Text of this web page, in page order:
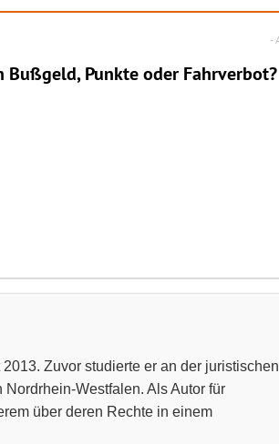
Bußgeld, Punkte oder Fahrverbot?
Zuvor studierte er an der juristischen
Westfalen. Als Autor für
über deren Rechte in einem